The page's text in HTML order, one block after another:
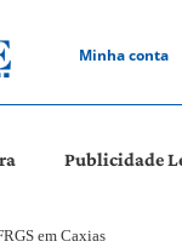
Minha conta
Publicidade
em Caxias